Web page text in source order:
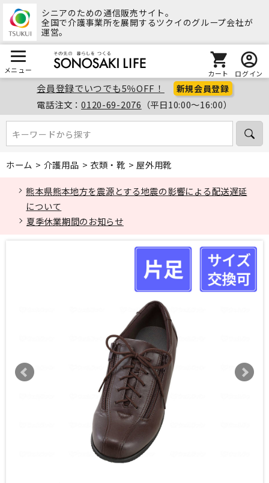
シニアのための通信販売サイト。
全国で介護事業所を展開するツクイのグループ会社が
運営。
メニュー カート ログイン
会員登録でいつでも5％OFF！ 新規会員登録
電話注文：0120-69-2076 （平日10:00～16:00）
キーワードから探す
キーワードから探す
ホーム > 介護用品 > 衣類・靴 > 屋外用靴
熊本県熊本地方を震源とする地震の影響による配送遅延
について
夏季休業期間のお知らせ